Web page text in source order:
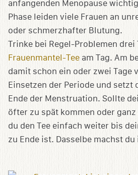
anfangenden Menopause
Phase leiden viele Frauen an
oder schmerzhafter Blutung.
Trinke bei Regel-Problemen drei
Frauenmantel-Tee am Tag. Am
damit schon ein oder zwei Tage
Einsetzen der Periode und setzt
Ende der Menstruation. Sollte
öfter zu spät kommen oder
du den Tee einfach weiter bis
zu Ende ist. Dasselbe machst